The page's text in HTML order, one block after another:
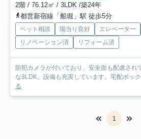
2階 / 76.12㎡ / 3LDK /築24年
都営新宿線「船堀」駅 徒歩5分
ペット相談 陽当り良好 エレベーター
リノベーション済
リフォーム済
防犯カメラが付いており、安全面も配慮され
な3LDK。設備も充実しています。宅配ボッ
る
1